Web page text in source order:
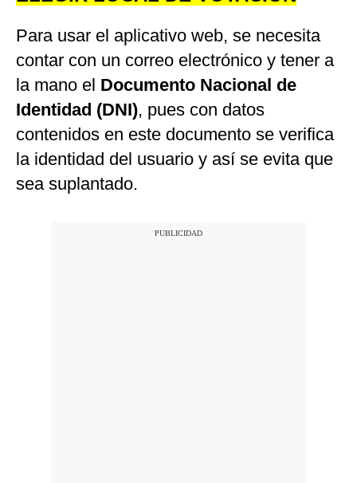
Para usar el aplicativo web, se necesita
contar con un correo electrónico y tener a
la mano el Documento Nacional de
Identidad (DNI), pues con datos
contenidos en este documento se verifica
la identidad del usuario y así se evita que
sea suplantado.